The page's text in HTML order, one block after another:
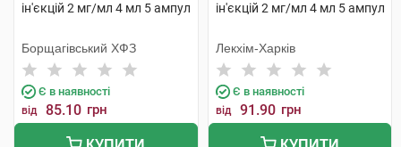
ін'єкцій 2 мг/мл 4 мл 5 ампул
Борщагівський ХФЗ
Є в наявності
від 85.10 грн
ін'єкцій 2 мг/мл 4 мл 5 ампул
Лекхім-Харків
Є в наявності
від 91.90 грн